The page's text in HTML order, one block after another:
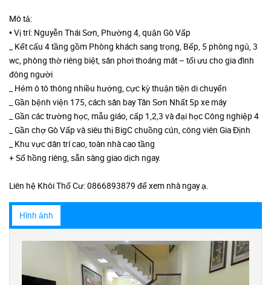
Mô tả:
• Vị trí: Nguyễn Thái Sơn, Phường 4, quận Gò Vấp
_ Kết cấu 4 tầng gồm Phòng khách sang trọng, Bếp, 5 phòng ngủ, 3
wc, phòng thờ riêng biệt, sân phơi thoáng mát – tối ưu cho gia đình
đông người
_ Hẻm ô tô thông nhiều hướng, cực kỳ thuận tiện di chuyển
_ Gần bệnh viện 175, cách sân bay Tân Sơn Nhất 5p xe máy
_ Gần các trường học, mẫu giáo, cấp 1,2,3 và đại học Công nghiệp 4
_ Gần chợ Gò Vấp và siêu thị BigC chuồng cún, công viên Gia Định
_ Khu vực dân trí cao, toàn nhà cao tầng
+ Sổ hồng riêng, sẵn sàng giao dịch ngay.
Liên hệ Khôi Thổ Cư: 0866893879 để xem nhà ngay ạ.
Hình ảnh